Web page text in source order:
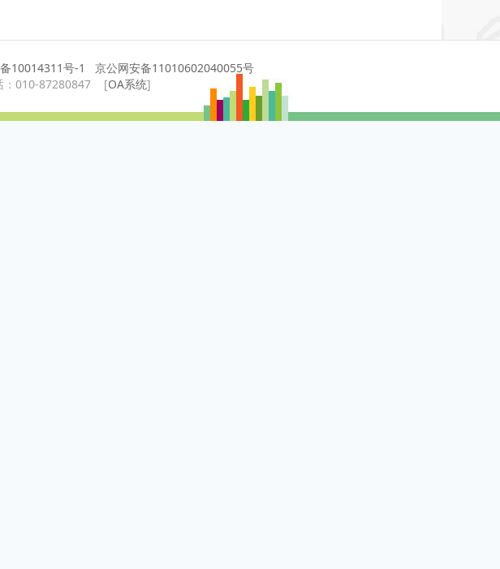
10014311号-1
京公网安备11010602040055号
：010-87280847 [OA系统]